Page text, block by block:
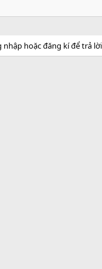
nhập hoặc đăng kí để trả